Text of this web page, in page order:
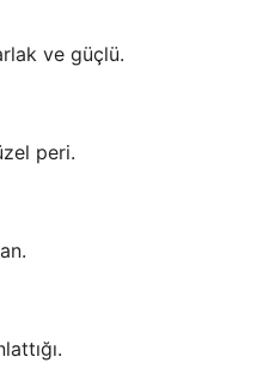
ve güçlü.
peri.